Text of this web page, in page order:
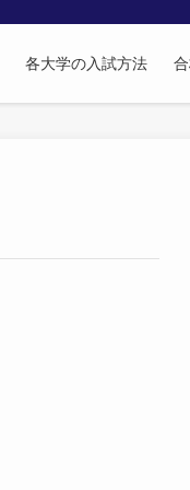
各大学の入試方法